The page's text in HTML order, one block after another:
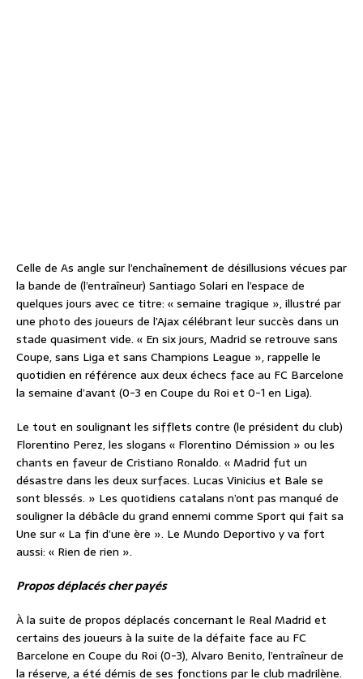
Celle de As angle sur l’enchaînement de désillusions vécues par
la bande de (l’entraîneur) Santiago Solari en l’espace de
quelques jours avec ce titre: « semaine tragique », illustré par
une photo des joueurs de l’Ajax célébrant leur succès dans un
stade quasiment vide. « En six jours, Madrid se retrouve sans
Coupe, sans Liga et sans Champions League », rappelle le
quotidien en référence aux deux échecs face au FC Barcelone
la semaine d’avant (0-3 en Coupe du Roi et 0-1 en Liga).
Le tout en soulignant les sifflets contre (le président du club)
Florentino Perez, les slogans « Florentino Démission » ou les
chants en faveur de Cristiano Ronaldo. « Madrid fut un
désastre dans les deux surfaces. Lucas Vinicius et Bale se
sont blessés. » Les quotidiens catalans n’ont pas manqué de
souligner la débâcle du grand ennemi comme Sport qui fait sa
Une sur « La fin d’une ère ». Le Mundo Deportivo y va fort
aussi: « Rien de rien ».
Propos déplacés cher payés
À la suite de propos déplacés concernant le Real Madrid et
certains des joueurs à la suite de la défaite face au FC
Barcelone en Coupe du Roi (0-3), Alvaro Benito, l’entraîneur de
la réserve, a été démis de ses fonctions par le club madrilène.